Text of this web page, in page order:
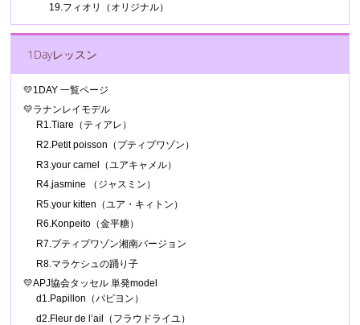
19.フィオリ（オリジナル）
1Dayレッスン
💛1DAY 一覧ページ
💛ラナンレイモデル
R1.Tiare（ティアレ）
R2.Petit poisson（プティプワゾン）
R3.your camel（ユアキャメル）
R4.jasmine （ジャスミン）
R5.your kitten（ユア・キィトン）
R6.Konpeito（金平糖）
R7.プティプワゾン湘南バージョン
R8.マラケシュの踊り子
💛APJ協会タッセル 単発model
d1.Papillon（パピヨン）
d2.Fleur de l’ail（フラウドライユ）